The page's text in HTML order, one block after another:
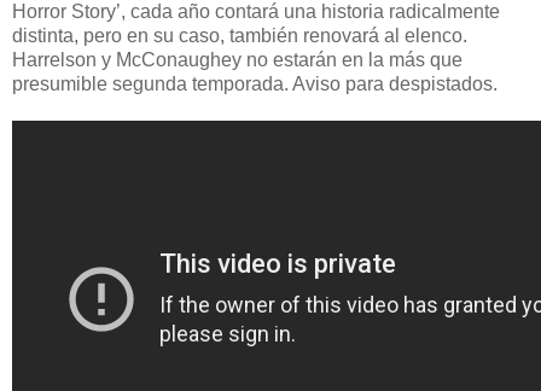
Horror Story’, cada año contará una historia radicalmente
distinta, pero en su caso, también renovará al elenco.
Harrelson y McConaughey no estarán en la más que
presumible segunda temporada. Aviso para despistados.